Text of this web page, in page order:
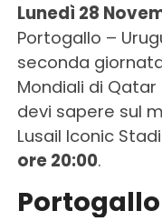
Lunedì 28
Portogallo –
seconda
Mondiali di
devi sapere sul
Lusail Iconic
ore 20:00.